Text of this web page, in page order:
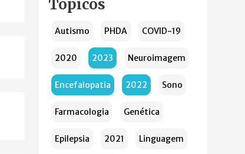
Tópicos
Autismo PHDA COVID-19
2020 2023 Neuroimagem
Encefalopatia 2022 Sono
Farmacologia Genética
Epilepsia 2021 Linguagem